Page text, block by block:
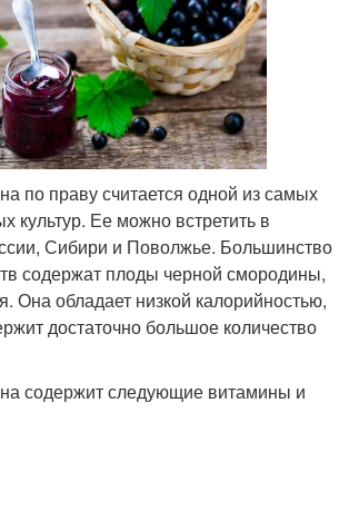
по праву считается одной из самых
культур. Ее можно встретить в
Сибири и Поволжье. Большинство
содержат плоды черной смородины,
Она обладает низкой калорийностью,
достаточно большое количество
содержит следующие витамины и